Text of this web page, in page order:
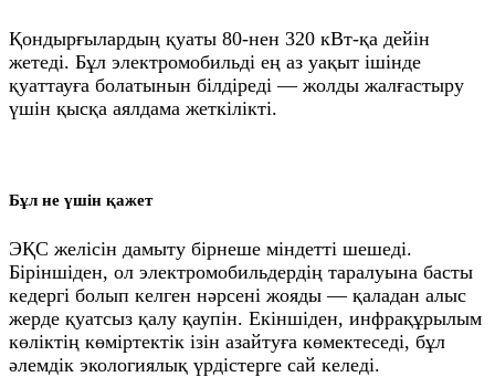
Қондырғылардың қуаты 80-нен 320 кВт-қа дейін
жетеді. Бұл электромобильді ең аз уақыт ішінде
қуаттауға болатынын білдіреді — жолды жалғастыру
үшін қысқа аялдама жеткілікті.
Бұл не үшін қажет
ЭҚС желісін дамыту бірнеше міндетті шешеді.
Біріншіден, ол электромобильдердің таралуына басты
кедергі болып келген нәрсені жояды — қаладан алыс
жерде қуатсыз қалу қаупін. Екіншіден, инфрақұрылым
көліктің көміртектік ізін азайтуға көмектеседі, бұл
әлемдік экологиялық үрдістерге сай келеді.